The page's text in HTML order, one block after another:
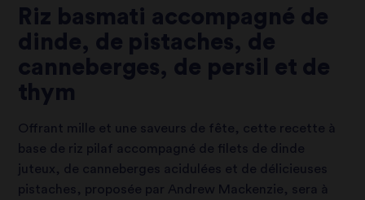
Riz basmati accompagné de
dinde, de pistaches, de
canneberges, de persil et de
thym
Offrant mille et une saveurs de fête, cette recette à
base de riz pilaf accompagné de filets de dinde
juteux, de canneberges acidulées et de délicieuses
pistaches, proposée par Andrew Mackenzie, sera à